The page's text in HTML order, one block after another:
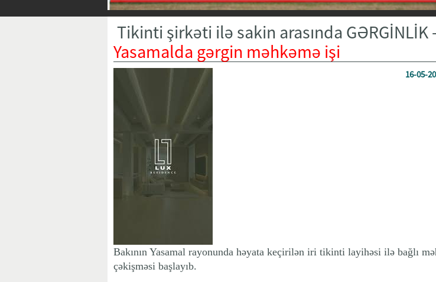
Tikinti şirkəti ilə sakin arasında GƏRGİNLİK -
Yasamalda gərgin məhkəmə işi
16-05-
Bakının Yasamal rayonunda həyata keçirilən iri tikinti layihəsi ilə bağlı
çəkişməsi başlayıb.